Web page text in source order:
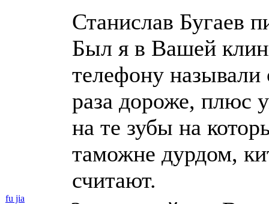
fu jia
Станислав Бугаев
Был я в Вашей
телефону
раза дороже, плюс
на те зубы на
таможне дурдом,
считают.